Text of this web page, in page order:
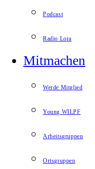
Podcast
Radio Lora
Mitmachen
Werde Mitglied
Young WILPF
Arbeitsgruppen
Ortsgruppen